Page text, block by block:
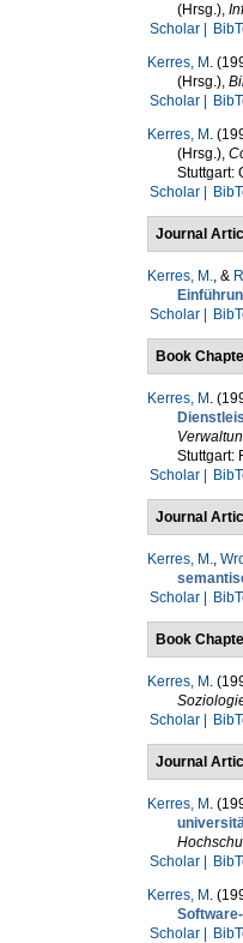
(Hrsg.),
Scholar |
Kerres, M .
(Hrsg.),
Scholar |
Kerres, M .
(Hrsg.),
Stuttgart:
Scholar |
Journal
Kerres, M., &
Scholar |
Book
Kerres, M .
Stuttgart:
Scholar |
Journal
Kerres, M.,
Scholar |
Book
Kerres, M .
Scholar |
Journal
Kerres, M .
Scholar |
Kerres, M .
Scholar |